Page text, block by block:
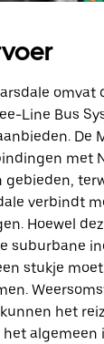
omvat
Line Bus
De
met
gebieden,
verbindt
Hoewel
suburbane
stukje
het
algemeen